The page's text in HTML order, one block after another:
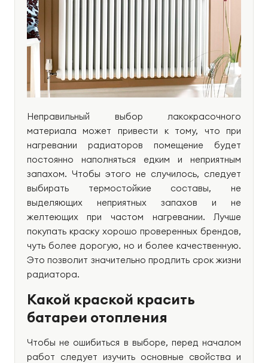
Неправильный выбор лакокрасочного
материала может привести к тому, что при
нагревании радиаторов помещение будет
постоянно наполняться едким и неприятным
запахом. Чтобы этого не случилось, следует
выбирать термостойкие составы, не
выделяющих неприятных запахов и не
желтеющих при частом нагревании. Лучше
покупать краску хорошо проверенных брендов,
чуть более дорогую, но и более качественную.
Это позволит значительно продлить срок жизни
радиатора.
Какой краской красить
батареи отопления
Чтобы не ошибиться в выборе, перед началом
работ следует изучить основные свойства и